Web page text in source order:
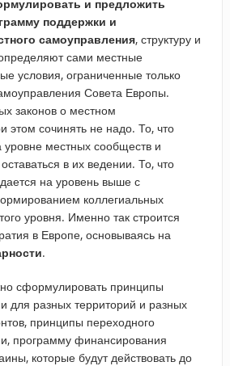
и предложить
поддержки и
самоуправления, структуру и
сами местные
условия, ограниченные только
Совета Европы.
законов о местном
этом сочинять не надо. То, что
местных сообществ и
в их ведении. То, что
на уровень выше с
коллегиальных
уровня. Именно так строится
в Европе, основываясь на
.
сформулировать принципы
для разных территорий и разных
принципы переходного
программу финансирования
которые будут действовать до